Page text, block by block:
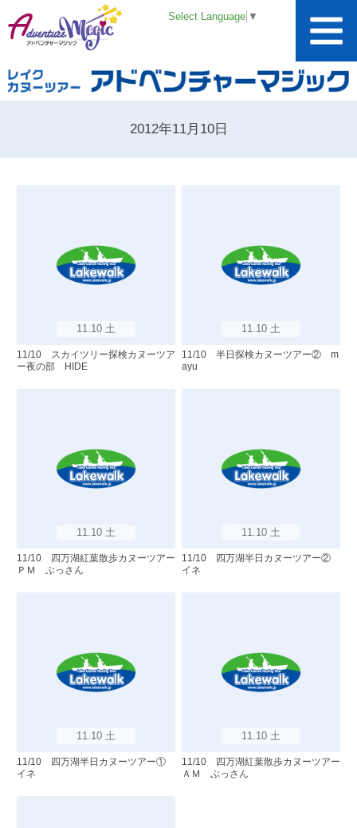
Select Language ▼
2012年11月10日
11.10 土
11/10 スカイツリー探検カヌーツア
ー夜の部 HIDE
11.10 土
11/10 半日探検カヌーツアー② m
ayu
11.10 土
11/10 四万湖紅葉散歩カヌーツアー
ＰＭ ぶっさん
11.10 土
11/10 四万湖半日カヌーツアー②
イネ
11.10 土
11/10 四万湖半日カヌーツアー①
イネ
11.10 土
11/10 四万湖紅葉散歩カヌーツアー
ＡＭ ぶっさん